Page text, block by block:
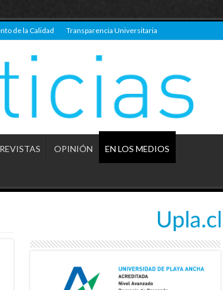
de la Calidad Transparencia Universitaria
OPINIÓN EN LOS MEDIOS